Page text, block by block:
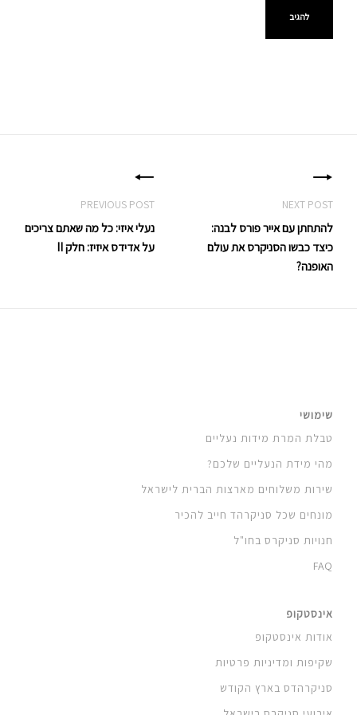
נעלי איזי: כל מה שאתם צריכים
על אדידס איזיז: חלק II
להתחתן עם אייר פורס לבנה:
כיצד כבשו הסניקרס את עולם
האופנה?
שימושי
טבלת המרת מידות נעליים
מהי מידת הנעליים שלכם?
שירות משלוחים מארצות הברית לישראל
מונחים שכל סניקרהד חייב להכיר
חנויות סניקרס בחו"ל
FAQ
אינסטקופ
אודות אינסטקופ
שקיפות ומדיניות פרטיות
סניקרהדס בארץ הקודש